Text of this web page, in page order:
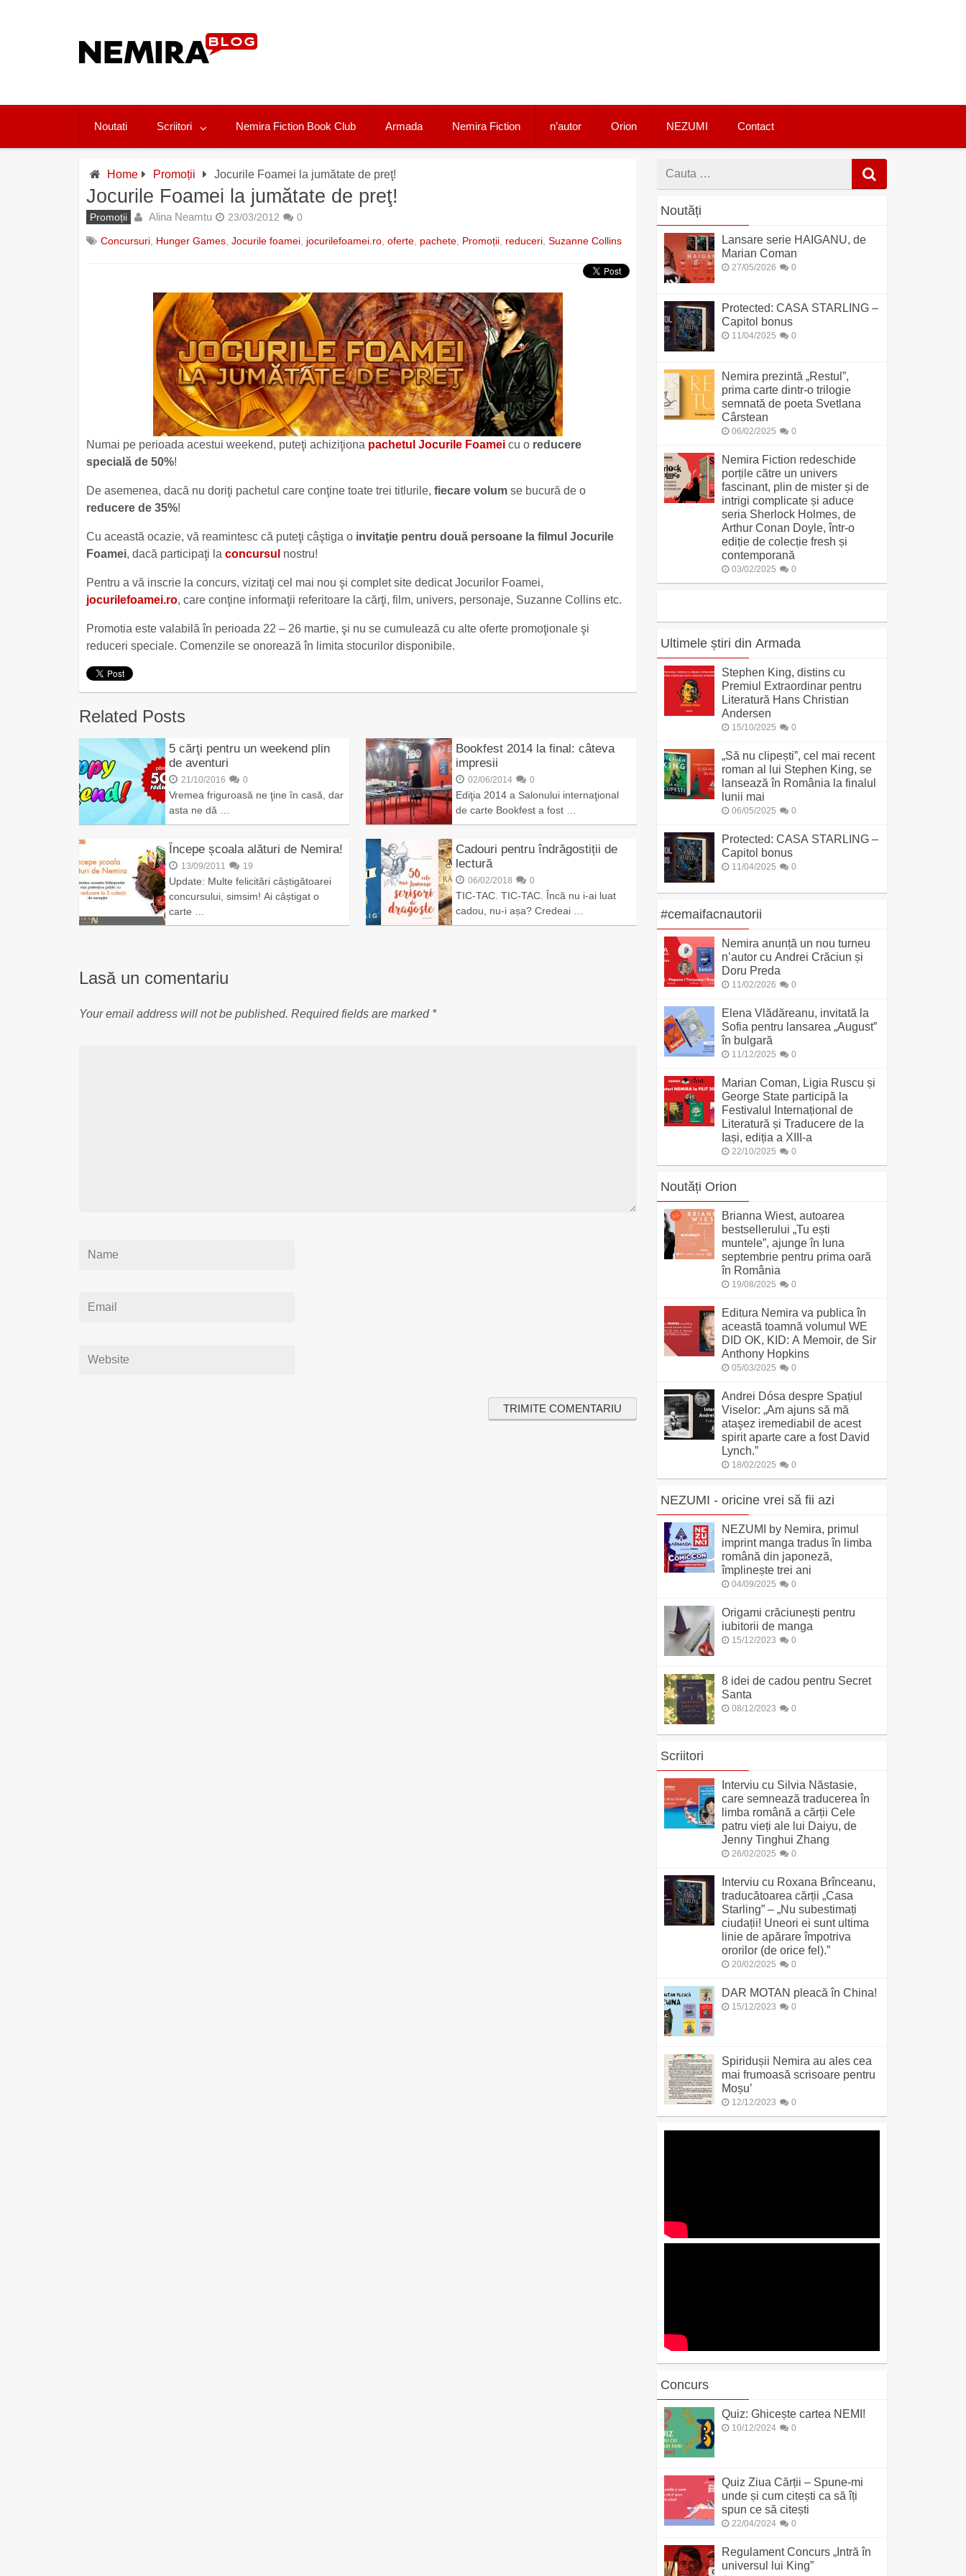
Noutati Scriitori Nemira Fiction Book Club Armada Nemira Fiction n’autor Orion NEZUMI Contact
Home Promoții Jocurile Foamei la jumătate de preţ!
Jocurile Foamei la jumătate de preţ!
Promoții Alina Neamtu 23/03/2012 0
Concursuri Hunger Games Jocurile foamei jocurilefoamei.ro oferte pachete Promoții reduceri Suzanne Collins
Numai pe perioada acestui weekend, puteţi achiziţiona pachetul Jocurile Foamei cu o reducere
specială de 50%!
De asemenea, dacă nu doriţi pachetul care conţine toate trei titlurile, fiecare volum se bucură de o
reducere de 35%!
Cu această ocazie, vă reamintesc că puteţi câştiga o invitaţie pentru două persoane la filmul Jocurile
Foamei, dacă participaţi la concursul nostru!
Pentru a vă inscrie la concurs, vizitaţi cel mai nou şi complet site dedicat Jocurilor Foamei,
jocurilefoamei.ro, care conţine informaţii referitoare la cărţi, film, univers, personaje, Suzanne Collins etc.
Promotia este valabilă în perioada 22 – 26 martie, şi nu se cumulează cu alte oferte promoţionale şi
reduceri speciale. Comenzile se onorează în limita stocurilor disponibile.
Related Posts
5 cărţi pentru un weekend plin
de aventuri
21/10/2016 0
Vremea friguroasă ne ţine în casă, dar
asta ne dă …
Bookfest 2014 la final: câteva
impresii
02/06/2014 0
Ediţia 2014 a Salonului internaţional
de carte Bookfest a fost …
Începe școala alături de Nemira!
13/09/2011 19
Update: Multe felicitări câștigătoarei
concursului, simsim! Ai câștigat o
carte …
Cadouri pentru îndrăgostiții de
lectură
06/02/2018 0
TIC-TAC. TIC-TAC. Încă nu i-ai luat
cadou, nu-i așa? Credeai …
Lasă un comentariu
Your email address will not be published. Required fields are marked *
Cauta
Noutăți
Lansare serie HAIGANU, de
Marian Coman
27/05/2026 0
Protected: CASA STARLING –
Capitol bonus
11/04/2025 0
Nemira prezintă „Restul”,
prima carte dintr-o trilogie
semnată de poeta Svetlana
Cârstean
06/02/2025 0
Nemira Fiction redeschide
porțile către un univers
fascinant, plin de mister și de
intrigi complicate și aduce
seria Sherlock Holmes, de
Arthur Conan Doyle, într-o
ediție de colecție fresh și
contemporană
03/02/2025 0
Ultimele știri din Armada
Stephen King, distins cu
Premiul Extraordinar pentru
Literatură Hans Christian
Andersen
15/10/2025 0
„Să nu clipești”, cel mai recent
roman al lui Stephen King, se
lansează în România la finalul
lunii mai
06/05/2025 0
Protected: CASA STARLING –
Capitol bonus
11/04/2025 0
#cemaifacnautorii
Nemira anunță un nou turneu
n’autor cu Andrei Crăciun și
Doru Preda
11/02/2026 0
Elena Vlădăreanu, invitată la
Sofia pentru lansarea „August”
în bulgară
11/12/2025 0
Marian Coman, Ligia Ruscu și
George State participă la
Festivalul Internațional de
Literatură și Traducere de la
Iași, ediția a XIII-a
22/10/2025 0
Noutăți Orion
Brianna Wiest, autoarea
bestsellerului „Tu ești
muntele”, ajunge în luna
septembrie pentru prima oară
în România
19/08/2025 0
Editura Nemira va publica în
această toamnă volumul WE
DID OK, KID: A Memoir, de Sir
Anthony Hopkins
05/03/2025 0
Andrei Dósa despre Spațiul
Viselor: „Am ajuns să mă
ataşez iremediabil de acest
spirit aparte care a fost David
Lynch.”
18/02/2025 0
NEZUMI - oricine vrei să fii azi
NEZUMI by Nemira, primul
imprint manga tradus în limba
română din japoneză,
împlinește trei ani
04/09/2025 0
Origami crăciunești pentru
iubitorii de manga
15/12/2023 0
8 idei de cadou pentru Secret
Santa
08/12/2023 0
Scriitori
Interviu cu Silvia Năstasie,
care semnează traducerea în
limba română a cărții Cele
patru vieți ale lui Daiyu, de
Jenny Tinghui Zhang
26/02/2025 0
Interviu cu Roxana Brînceanu,
traducătoarea cărții „Casa
Starling” – „Nu subestimați
ciudații! Uneori ei sunt ultima
linie de apărare împotriva
ororilor (de orice fel).”
20/02/2025 0
DAR MOTAN pleacă în China!
15/12/2023 0
Spiridușii Nemira au ales cea
mai frumoasă scrisoare pentru
Moșu’
12/12/2023 0
Concurs
Quiz: Ghicește cartea NEMI!
10/12/2024 0
Quiz Ziua Cărții – Spune-mi
unde și cum citești ca să îți
spun ce să citești
22/04/2024 0
Regulament Concurs „Intră în
universul lui King”